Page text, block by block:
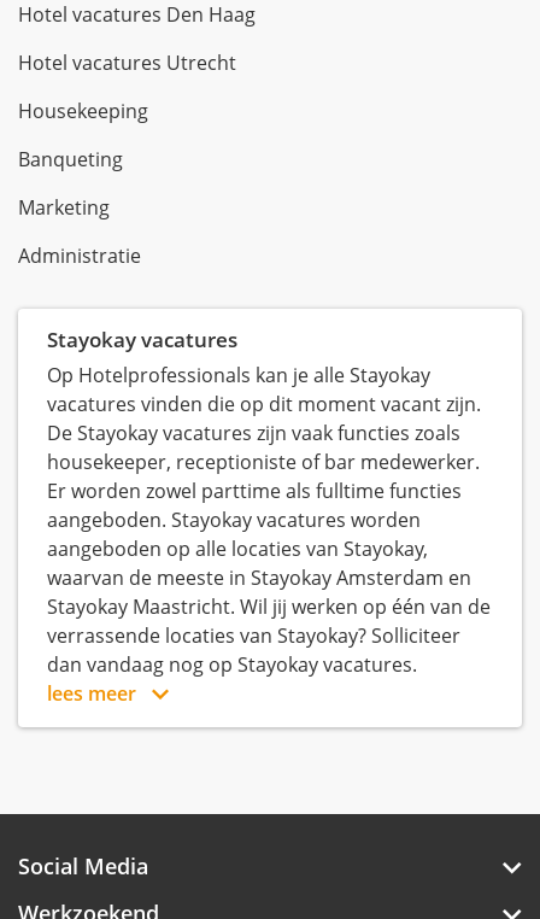
Hotel vacatures Den Haag
Hotel vacatures Utrecht
Housekeeping
Banqueting
Marketing
Administratie
Stayokay vacatures
Op Hotelprofessionals kan je alle Stayokay
vacatures vinden die op dit moment vacant zijn.
De Stayokay vacatures zijn vaak functies zoals
housekeeper, receptioniste of bar medewerker.
Er worden zowel parttime als fulltime functies
aangeboden. Stayokay vacatures worden
aangeboden op alle locaties van Stayokay,
waarvan de meeste in Stayokay Amsterdam en
Stayokay Maastricht. Wil jij werken op één van de
verrassende locaties van Stayokay? Solliciteer
dan vandaag nog op Stayokay vacatures.
lees meer
Social Media
Werkzoekend